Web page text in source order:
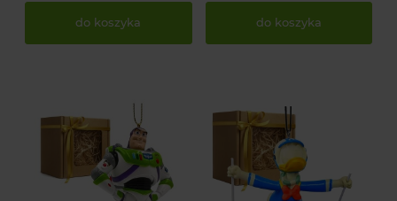
do koszyka do koszyka